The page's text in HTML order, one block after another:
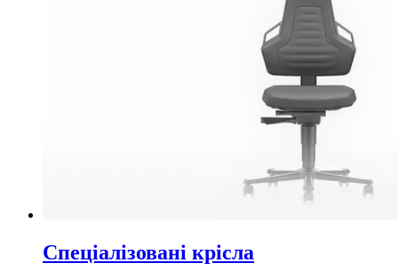
Спеціалізовані крісла